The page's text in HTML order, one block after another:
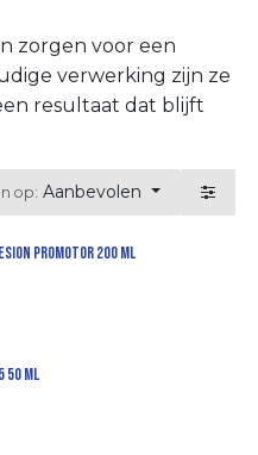
zorgen voor een
verwerking zijn ze
resultaat dat blijft
op: Aanbevolen
promotor 200 ml
50 ml